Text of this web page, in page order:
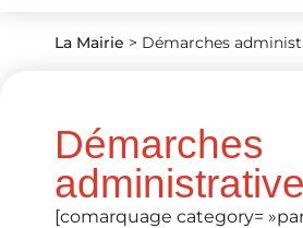
La Mairie > Démarches
Démarches
[comarquage category=